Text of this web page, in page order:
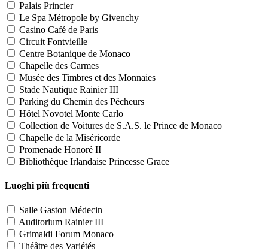
Palais Princier
Le Spa Métropole by Givenchy
Casino Café de Paris
Circuit Fontvieille
Centre Botanique de Monaco
Chapelle des Carmes
Musée des Timbres et des Monnaies
Stade Nautique Rainier III
Parking du Chemin des Pêcheurs
Hôtel Novotel Monte Carlo
Collection de Voitures de S.A.S. le Prince de Monaco
Chapelle de la Miséricorde
Promenade Honoré II
Bibliothèque Irlandaise Princesse Grace
Luoghi più frequenti
Salle Gaston Médecin
Auditorium Rainier III
Grimaldi Forum Monaco
Théâtre des Variétés